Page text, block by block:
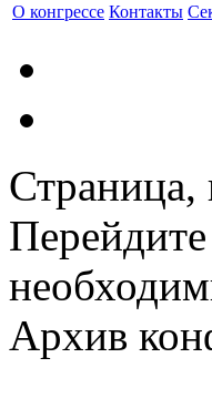
О конгрессе Контакты
Страница,
Архив